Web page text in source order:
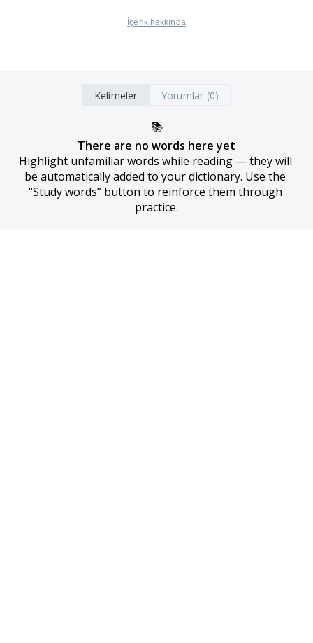
İçerik hakkında
Kelimeler Yorumlar (0)
📚
There are no words here yet
Highlight unfamiliar words while reading — they will
be automatically added to your dictionary. Use the
“Study words” button to reinforce them through
practice.